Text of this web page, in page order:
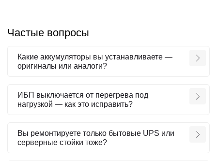
Частые вопросы
Какие аккумуляторы вы устанавливаете —
оригиналы или аналоги?
ИБП выключается от перегрева под
нагрузкой — как это исправить?
Вы ремонтируете только бытовые UPS или
серверные стойки тоже?